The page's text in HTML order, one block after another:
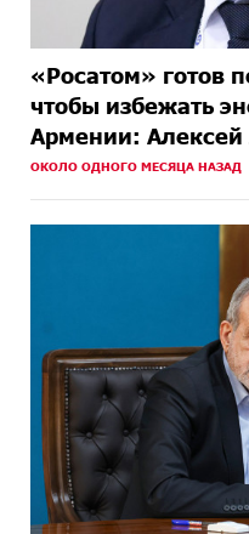
«Росатом» готов
чтобы избежать
Армении: Алексей
ОКОЛО ОДНОГО МЕСЯЦА НАЗАД